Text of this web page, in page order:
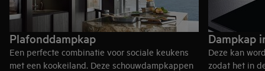
Plafonddampkap
Een perfecte combinatie voor sociale keukens
met een kookeiland. Deze schouwdampkappen
Dampkap
Deze kan
zodat het in